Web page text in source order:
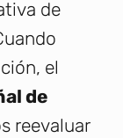
de
el
de
reevaluar